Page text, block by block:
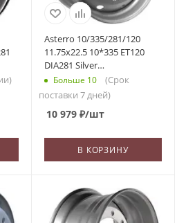
Asterro 10/335/281/120
11.75x22.5 10*335 ET120
DIA281 Silver
Штампованный
Больше 10
(Срок
поставки 7 дней)
10 979₽/шт
В КОРЗИНУ